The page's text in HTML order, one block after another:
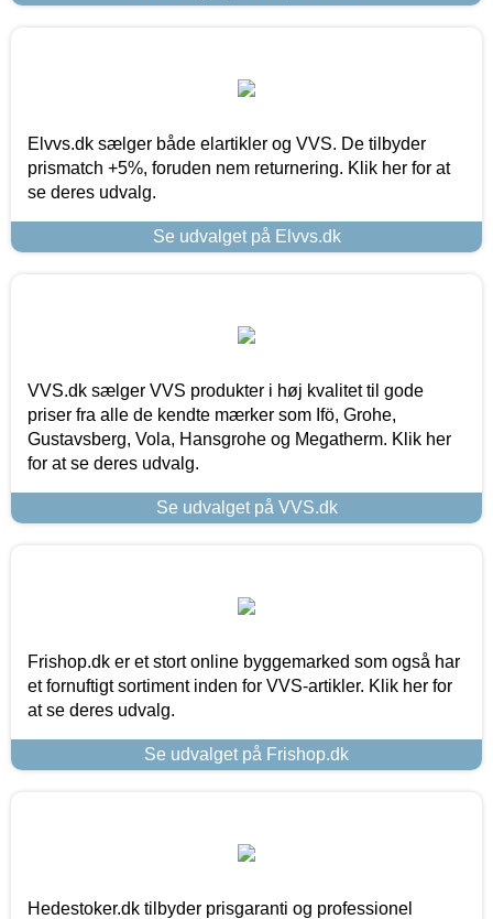
Elvvs.dk sælger både elartikler og VVS. De tilbyder
prismatch +5%, foruden nem returnering. Klik her for at
se deres udvalg.
Se udvalget på Elvvs.dk
VVS.dk sælger VVS produkter i høj kvalitet til gode
priser fra alle de kendte mærker som Ifö, Grohe,
Gustavsberg, Vola, Hansgrohe og Megatherm. Klik her
for at se deres udvalg.
Se udvalget på VVS.dk
Frishop.dk er et stort online byggemarked som også har
et fornuftigt sortiment inden for VVS-artikler. Klik her for
at se deres udvalg.
Se udvalget på Frishop.dk
Hedestoker.dk tilbyder prisgaranti og professionel